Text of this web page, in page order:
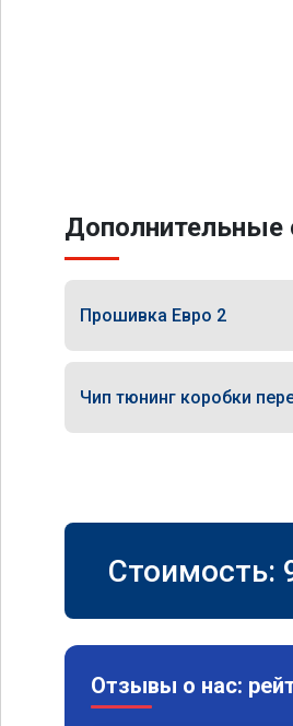
Дополнительные
Прошивка Евро 2
Чип тюнинг коробки
Стоимость:
Отзывы о нас: